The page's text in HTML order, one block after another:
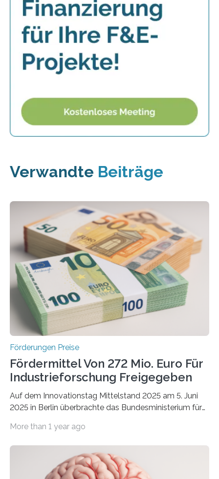
Verwandte Beiträge
Förderungen Preise
Fördermittel Von 272 Mio. Euro Für
Industrieforschung Freigegeben
Auf dem Innovationstag Mittelstand 2025 am 5. Juni
2025 in Berlin überbrachte das Bundesministerium für
Überplanmäßige Verpflichtungsermächtigungen in
Woche vom Haushaltsausschuss freigegeben – unter
anderem zur Unterstützung der
More than 1 year ago